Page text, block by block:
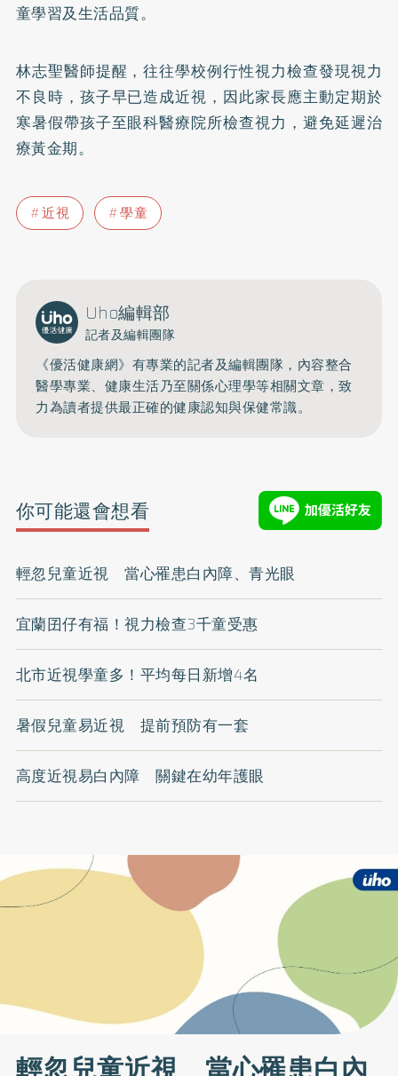
童學習及生活品質。
林志聖醫師提醒，往往學校例行性視力檢查發現視力
不良時，孩子早已造成近視，因此家長應主動定期於
寒暑假帶孩子至眼科醫療院所檢查視力，避免延遲治
療黃金期。
近視 學童
Uho編輯部
記者及編輯團隊
《優活健康網》有專業的記者及編輯團隊，內容整合
醫學專業、健康生活乃至關係心理學等相關文章，致
力為讀者提供最正確的健康認知與保健常識。
你可能還會想看
輕忽兒童近視 當心罹患白內障、青光眼
宜蘭囝仔有福！視力檢查3千童受惠
北市近視學童多！平均每日新增4名
暑假兒童易近視 提前預防有一套
高度近視易白內障 關鍵在幼年護眼